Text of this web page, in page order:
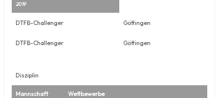
2019
DTFB-Challenger Göttingen
DTFB-Challenger Göttingen
Disziplin
Mannschaft Wettbewerbe